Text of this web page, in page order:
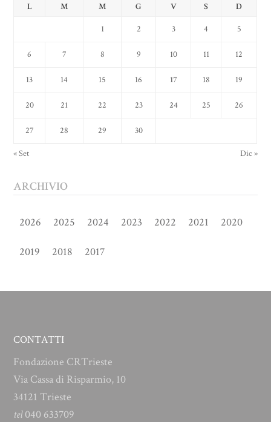
L M M G V S D
1 2 3 4 5
6 7 8 9 10 11 12
13 14 15 16 17 18 19
20 21 22 23 24 25 26
27 28 29 30
« Set Dic »
ARCHIVIO
2026 2025 2024 2023 2022 2021 2020
2019 2018 2017
CONTATTI
Fondazione CRTrieste
Via Cassa di Risparmio, 10
34121 Trieste
tel040 633709